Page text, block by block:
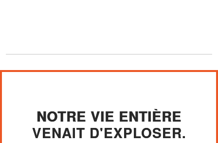
NOTRE VIE ENTIÈRE
VENAIT D'EXPLOSER.